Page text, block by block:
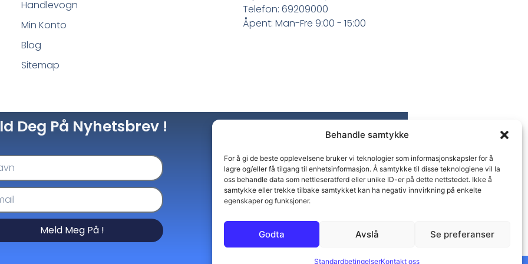
Behandle samtykke
For å gi de beste opplevelsene bruker vi teknologier som informasjonskapsler for å
lagre og/eller få tilgang til enhetsinformasjon. Å samtykke til disse teknologiene vil la
oss behandle data som nettleseratferd eller unike ID-er på dette nettstedet. Ikke å
samtykke eller trekke tilbake samtykket kan ha negativ innvirkning på enkelte
egenskaper og funksjoner.
Godta Avslå Se preferanser
StandardbetingelserKontakt oss
Handlevogn
Min Konto
Blog
Sitemap
Telefon: 69209000
Åpent: Man-Fre 9:00 - 15:00
Deg På Nyhetsbrev !
Meld Meg På !